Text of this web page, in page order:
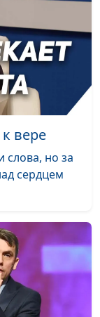
Алина
Татьяна
#121
Роман
#120
вере
слова, но за
сердцем